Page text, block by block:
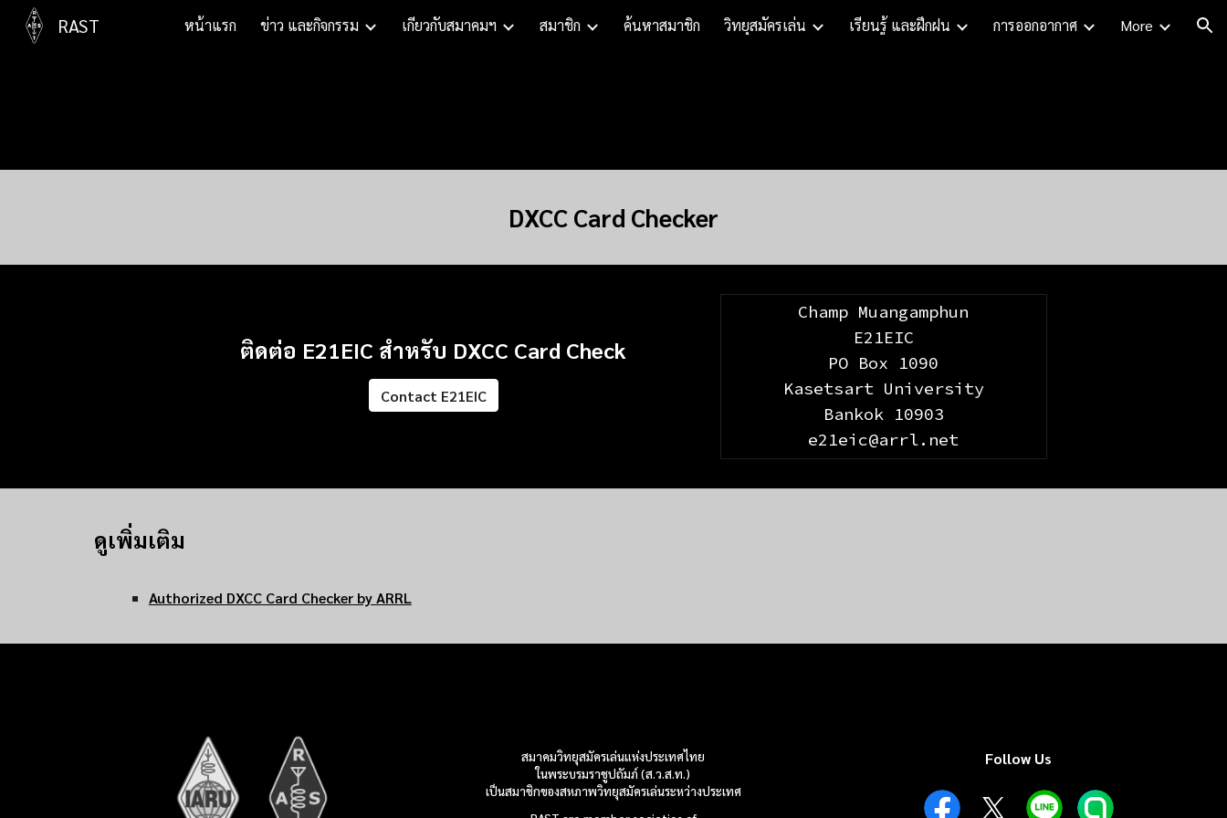
Skip to main content Skip to navigation
RAST หน้าแรก ข่าว และกิจกรรม เกี่ยวกับสมาคมฯ สมาชิก ค้นหาสมาชิก วิทยุสมัครเล่น เรียนรู้ และฝึกฝน การออกอากาศ More
DXCC Card Checker
ติดต่อ E21EIC สำหรับ DXCC Card Check
Contact E21EIC
Champ Muangamphun
E21EIC
PO Box 1090
Kasetsart University
Bankok 10903
e21eic@arrl.net
ดูเพิ่มเติม
Authorized DXCC Card Checkerby ARRL
สมาคมวิทยุสมัครเล่นแห่งประเทศไทย
ในพระบรมราชูปถัมภ์ (ส.ว.ส.ท.)
เป็นสมาชิกของสหภาพวิทยุสมัครเล่นระหว่างประเทศ
Follow Us